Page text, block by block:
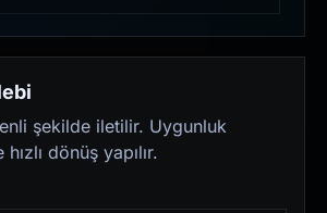
şekilde iletilir. Uygunluk
dönüş yapılır.